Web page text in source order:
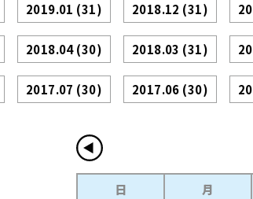
2019.01 (31) 2018.12 (31)
2018.04(30) 2018.03 (31)
2017.07 (30) 2017.06 (30)
日 月